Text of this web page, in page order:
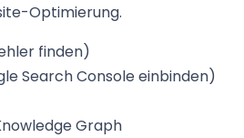
Optimierung.
finden)
Search Console einbinden)
Graph